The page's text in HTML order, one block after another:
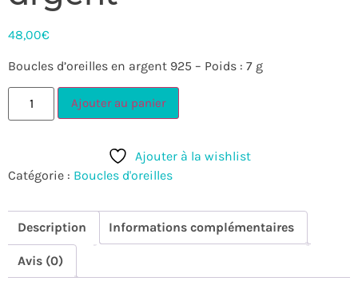
48,00€
Boucles d’oreilles en argent 925 – Poids : 7 g
Ajouter au panier
Ajouter à la wishlist
Catégorie : Boucles d'oreilles
Description Informations complémentaires
Avis (0)